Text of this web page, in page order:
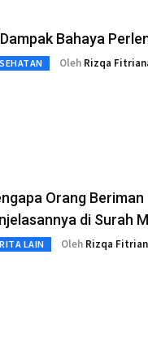
Bahaya
Oleh Rizqa
Orang
di Surah
LAIN Oleh Rizqa